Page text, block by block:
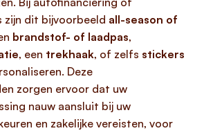
zijn dit bijvoorbeeld all-season of
brandstof- of laadpas,
, een trekhaak, of zelfs stickers
Deze
zorgen ervoor dat uw
nauw aansluit bij uw
en zakelijke vereisten, voor